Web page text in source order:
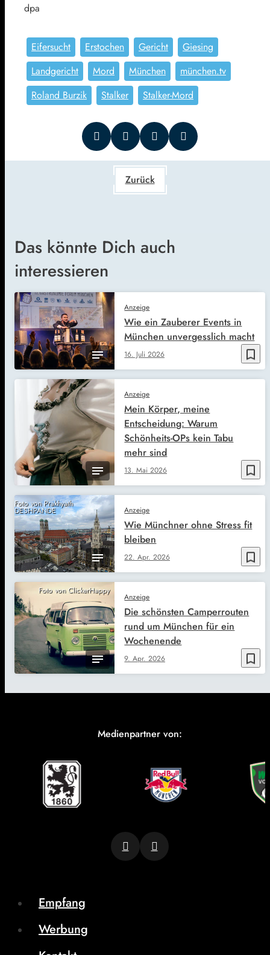
dpa
Eifersucht Erstochen Gericht
Giesing
Landgericht
Mord München
münchen.tv
Roland Burzik
Stalker Stalker-Mord
Zurück
Das könnte Dich auch
interessieren
bookmark_border
Anzeige
16. Juli 2026
Wie ein Zauberer Events in
München unvergesslich macht
bookmark_border
Anzeige
13. Mai 2026
Mein Körper, meine
Entscheidung: Warum
Schönheits-OPs kein Tabu
mehr sind
Foto von Prakhyath
DESHPANDE
bookmark_border
Anzeige
22. Apr. 2026
Wie Münchner ohne Stress fit
bleiben
Foto von ClickerHappy
bookmark_border
Anzeige
9. Apr. 2026
Die schönsten Camperrouten
rund um München für ein
Wochenende
Medienpartner von:
Empfang
Werbung